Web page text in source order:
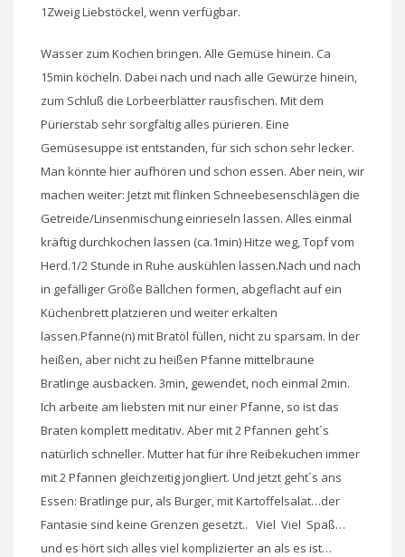
1Zweig Liebstöckel, wenn verfügbar.
Wasser zum Kochen bringen. Alle Gemüse hinein. Ca
15min köcheln. Dabei nach und nach alle Gewürze hinein,
zum Schluß die Lorbeerblätter rausfischen. Mit dem
Pürierstab sehr sorgfältig alles pürieren. Eine
Gemüsesuppe ist entstanden, für sich schon sehr lecker.
Man könnte hier aufhören und schon essen. Aber nein, wir
machen weiter: Jetzt mit flinken Schneebesenschlägen die
Getreide/Linsenmischung einrieseln lassen. Alles einmal
kräftig durchkochen lassen (ca.1min) Hitze weg, Topf vom
Herd.1/2 Stunde in Ruhe auskühlen lassen.Nach und nach
in gefälliger Größe Bällchen formen, abgeflacht auf ein
Küchenbrett platzieren und weiter erkalten
lassen.Pfanne(n) mit Bratöl füllen, nicht zu sparsam. In der
heißen, aber nicht zu heißen Pfanne mittelbraune
Bratlinge ausbacken. 3min, gewendet, noch einmal 2min.
Ich arbeite am liebsten mit nur einer Pfanne, so ist das
Braten komplett meditativ. Aber mit 2 Pfannen geht´s
natürlich schneller. Mutter hat für ihre Reibekuchen immer
mit 2 Pfannen gleichzeitig jongliert. Und jetzt geht´s ans
Essen: Bratlinge pur, als Burger, mit Kartoffelsalat…der
Fantasie sind keine Grenzen gesetzt.. Viel Viel Spaß…
und es hört sich alles viel komplizierter an als es ist…